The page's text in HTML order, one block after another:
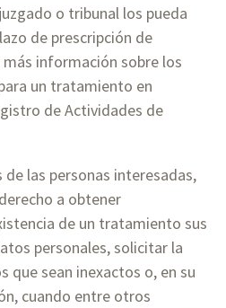
o tribunal los pueda
de prescripción de
información sobre los
un tratamiento en
de Actividades de
las personas interesadas,
a obtener
de un tratamiento sus
personales, solicitar la
que sean inexactos o, en su
cuando entre otros